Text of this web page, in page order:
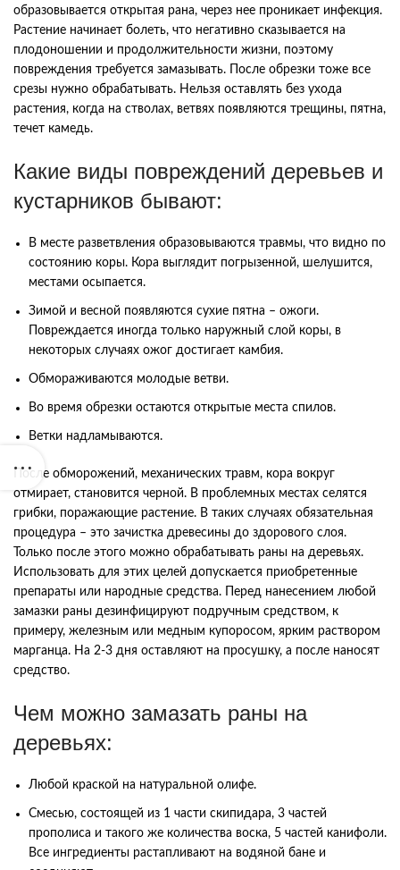
образовывается открытая рана, через нее проникает инфекция.
Растение начинает болеть, что негативно сказывается на
плодоношении и продолжительности жизни, поэтому
повреждения требуется замазывать. После обрезки тоже все
срезы нужно обрабатывать. Нельзя оставлять без ухода
растения, когда на стволах, ветвях появляются трещины, пятна,
течет камедь.
Какие виды повреждений деревьев и
кустарников бывают:
В месте разветвления образовываются травмы, что видно по
состоянию коры. Кора выглядит погрызенной, шелушится,
местами осыпается.
Зимой и весной появляются сухие пятна – ожоги.
Повреждается иногда только наружный слой коры, в
некоторых случаях ожог достигает камбия.
Обмораживаются молодые ветви.
Во время обрезки остаются открытые места спилов.
Ветки надламываются.
После обморожений, механических травм, кора вокруг
отмирает, становится черной. В проблемных местах селятся
грибки, поражающие растение. В таких случаях обязательная
процедура – это зачистка древесины до здорового слоя.
Только после этого можно обрабатывать раны на деревьях.
Использовать для этих целей допускается приобретенные
препараты или народные средства. Перед нанесением любой
замазки раны дезинфицируют подручным средством, к
примеру, железным или медным купоросом, ярким раствором
марганца. На 2-3 дня оставляют на просушку, а после наносят
средство.
Чем можно замазать раны на
деревьях:
Любой краской на натуральной олифе.
Смесью, состоящей из 1 части скипидара, 3 частей
прополиса и такого же количества воска, 5 частей канифоли.
Все ингредиенты растапливают на водяной бане и